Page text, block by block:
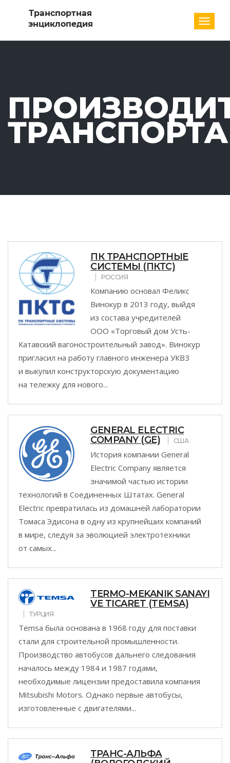
ТРАНСПОРТА
ПК ТРАНСПОРТНЫЕ
СИСТЕМЫ (ПКТС)
РОССИЯ
Компанию основал Феликс
Винокур в 2013 году, выйдя
из состава учредителей
ООО «Торговый дом Усть-
Катавский вагоностроительный завод». Винокур
пригласил на работу главного инженера УКВЗ
и выкупил конструкторскую документацию
на тележку для нового...
GENERAL ELECTRIC
COMPANY (GE)
США
История компании General
Electric Company является
значимой частью истории
технологий в Соединенных Штатах. General
Electric превратилась из домашней лаборатории
Томаса Эдисона в одну из крупнейших компаний
в мире, следуя за эволюцией электротехники
от самых...
TERMO-MEKANIK SANAYI
VE TICARET (TEMSA)
ТУРЦИЯ
Temsa была основана в 1968 году для поставки
стали для строительной промышленности.
Производство автобусов дальнего следования
началось между 1984 и 1987 годами,
необходимые лицензии предоставила компания
Mitsubishi Motors. Однако первые автобусы,
изготовленные с двигателями...
ТРАНС-АЛЬФА